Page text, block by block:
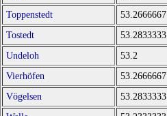
Toppenstedt
53.2666667
Tostedt
53.2833333
Undeloh
53.2
Vierhöfen
53.2666667
Vögelsen
53.2833333